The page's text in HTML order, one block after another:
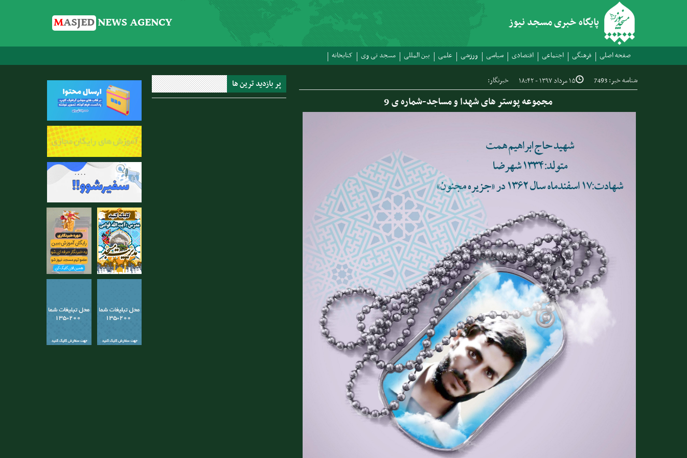
پایگاه خبری مسجد نیوز MASJEDNEWS AGENCY
صفحه اصلی فرهنگی اجتماعی اقتصادی سیاسی ورزشی علمی بین المللی مسجد تی وی کتابخانه
شناسه خبر: 7493 ۱۵ مرداد ۱۳۹۷ - ۱۸:۴۲ خبرنگار:
مجموعه پوستر های شهدا و مساجد-شماره ی 9
پر بازدید ترین ها